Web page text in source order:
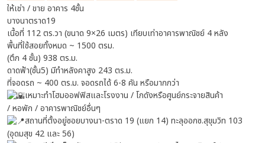
ให้เช่า / ขาย อาคาร 4ชั้น
บางนาตราด19
เนื้อที่ 112 ตร.วา (ขนาด 9×26 เมตร) เทียบเท่าอาคารพาณิชย์ 4 หลัง
พื้นที่ใช้สอยทั้งหมด ~ 1500 ตรม.
(ตึก 4 ชั้น) 938 ตร.ม.
ดาดฟ้า(ชั้น5) มีทำหลังคาสูง 243 ตร.ม.
ที่จอดรถ ~ 400 ตร.ม. จอดรถได้ 6-8 คัน หรือมากกว่า
เหมาะทำโฮมออฟฟิสและโรงงาน / โกดังหรือศูนย์กระจายสินค้า
/ หอพัก / อาคารพาณิชย์อื่นๆ
สถานที่ตั้งอยู่ซอยบางนา-ตราด 19 (แยก 14) ทะลุออกซ.สุขุมวิท 103
(อุดมสุข 42 และ 56)